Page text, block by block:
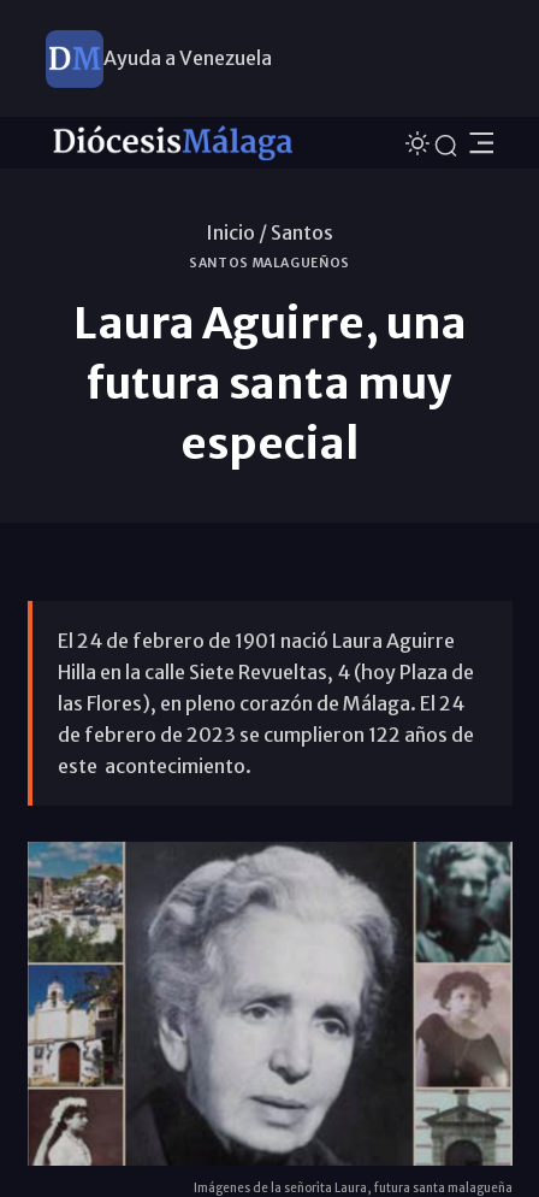
Ayuda a Venezuela
Inicio / Santos
SANTOS MALAGUEÑOS
Laura Aguirre, una
futura santa muy
especial
El 24 de febrero de 1901 nació Laura Aguirre
Hilla en la calle Siete Revueltas, 4 (hoy Plaza de
las Flores), en pleno corazón de Málaga. El 24
de febrero de 2023 se cumplieron 122 años de
este acontecimiento.
Imágenes de la señorita Laura, futura santa malagueña